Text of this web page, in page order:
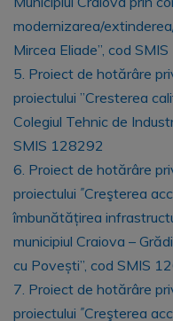
modernizarea/
Mircea Eliade”, cod
5. Proiect de hotărâre
proiectului ”Cresterea
Colegiul Tehnic de
SMIS 128292
6. Proiect de hotărâre
proiectului ˝Creşterea
îmbunătățirea
municipiul Craiova –
cu Povești”, cod SMIS
7. Proiect de hotărâre
proiectului ˝Creşterea